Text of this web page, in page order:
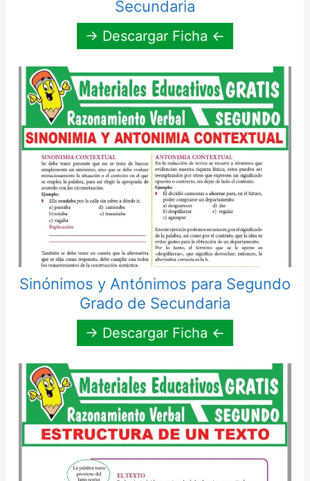
Secundaria
→ Descargar Ficha ←
Sinónimos y Antónimos para Segundo
Grado de Secundaria
→ Descargar Ficha ←